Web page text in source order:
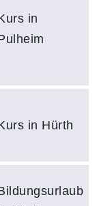
in
in Hürth